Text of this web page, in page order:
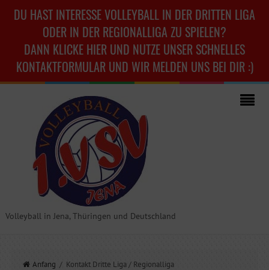
DU HAST INTERESSE VOLLEYBALL IN DER DRITTEN LIGA
ODER IN DER REGIONALLIGA ZU SPIELEN?
DANN KLICKE HIER UND NUTZE UNSER SCHNELLES
KONTAKTFORMULAR UND WIR MELDEN UNS BEI DIR :)
Volleyball in Jena, Thüringen und Deutschland
Anfang / Kontakt Dritte Liga / Regionalliga